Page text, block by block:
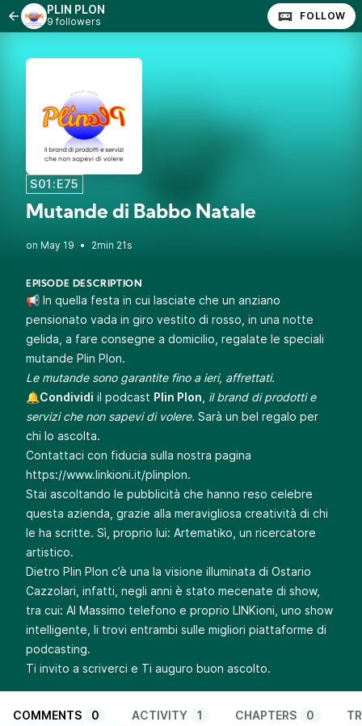
PLIN PLON
9 followers FOLLOW
S01:E75
Mutande di Babbo Natale
• 2min 21s
EPISODE DESCRIPTION
📢 In quella festa in cui lasciate che un anziano
pensionato vada in giro vestito di rosso, in una notte
gelida, a fare consegne a domicilio, regalate le speciali
mutande Plin Plon.
Le mutande sono garantite fino a ieri, affrettati.
🔔Condividi il podcast Plin Plon il brand di prodotti e
servizi che non sapevi di volere. Sarà un bel regalo per
chi lo ascolta.
Contattaci con fiducia sulla nostra pagina
https://www.linkioni.it/plinplon.
Stai ascoltando le pubblicità che hanno reso celebre
questa azienda, grazie alla meravigliosa creatività di chi
le ha scritte. Sì, proprio lui: Artematiko, un ricercatore
artistico.
Dietro Plin Plon c’è una la visione illuminata di Ostario
Cazzolari, infatti, negli anni è stato mecenate di show,
tra cui: Al Massimo telefono e proprio LINKioni, uno show
intelligente, li trovi entrambi sulle migliori piattaforme di
podcasting.
Ti invito a scriverci e Ti auguro buon ascolto.
COMMENTS 0 ACTIVITY 1 CHAPTERS 0